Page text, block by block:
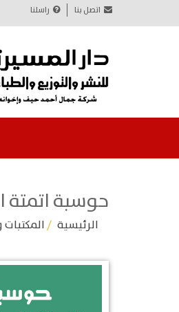
اتصل بنا راسلنا
حوسبة اتمتة
الرئيسية /